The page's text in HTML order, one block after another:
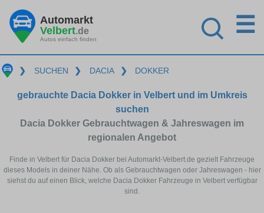
Automarkt
Velbert.de
Autos einfach finden
☰
❯ SUCHEN ❯ DACIA ❯ DOKKER
gebrauchte Dacia Dokker in Velbert und im Umkreis
suchen
Dacia Dokker Gebrauchtwagen & Jahreswagen im
regionalen Angebot
Finde in Velbert für Dacia Dokker bei Automarkt-Velbert.de gezielt Fahrzeuge
dieses Models in deiner Nähe. Ob als Gebrauchtwagen oder Jahreswagen - hier
siehst du auf einen Blick, welche Dacia Dokker Fahrzeuge in Velbert verfügbar
sind.